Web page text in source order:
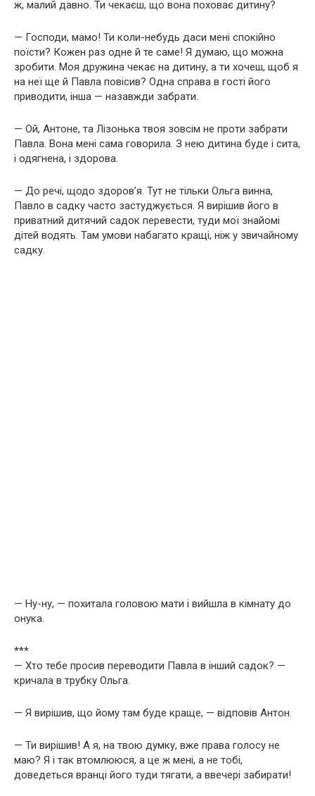
ж, малий давно. Ти чекаєш, що вона поховає дитину?
— Господи, мамо! Ти коли-небудь даси мені спокійно
поїсти? Кожен раз одне й те саме! Я думаю, що можна
зробити. Моя дружина чекає на дитину, а ти хочеш, щоб я
на неї ще й Павла повісив? Одна справа в гості його
приводити, інша — назавжди забрати.
— Ой, Антоне, та Лізонька твоя зовсім не проти забрати
Павла. Вона мені сама говорила. З нею дитина буде і сита,
і одягнена, і здорова.
— До речі, щодо здоров’я. Тут не тільки Ольга винна,
Павло в садку часто застуджується. Я вирішив його в
приватний дитячий садок перевести, туди мої знайомі
дітей водять. Там умови набагато кращі, ніж у звичайному
садку.
— Ну-ну, — похитала головою мати і вийшла в кімнату до
онука.
***
— Хто тебе просив переводити Павла в інший садок? —
кричала в трубку Ольга.
— Я вирішив, що йому там буде краще, — відповів Антон.
— Ти вирішив! А я, на твою думку, вже права голосу не
маю? Я і так втомлююся, а це ж мені, а не тобі,
доведеться вранці його туди тягати, а ввечері забирати!